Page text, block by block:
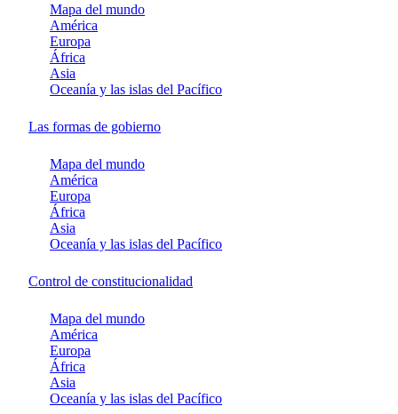
Mapa del mundo
América
Europa
África
Asia
Oceanía y las islas del Pacífico
Las formas de gobierno
Mapa del mundo
América
Europa
África
Asia
Oceanía y las islas del Pacífico
Control de constitucionalidad
Mapa del mundo
América
Europa
África
Asia
Oceanía y las islas del Pacífico